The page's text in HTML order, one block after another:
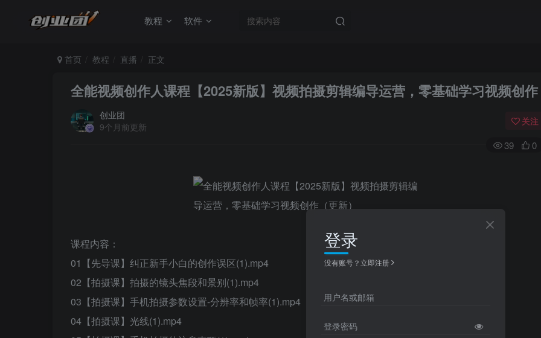
教程 软件
首页 教程 直播 正文
全能视频创作人课程【2025新版】视频拍摄剪辑编导运营，零基础学习视频创作
创业团
9个月前更新
关注
39 0
课程内容：
01【先导课】纠正新手小白的创作误区(1).mp4
02【拍摄课】拍摄的镜头焦段和景别(1).mp4
03【拍摄课】手机拍摄参数设置-分辨率和帧率(1).mp4
04【拍摄课】光线(1).mp4
登录
没有账号？立即注册
用户名或邮箱
登录密码